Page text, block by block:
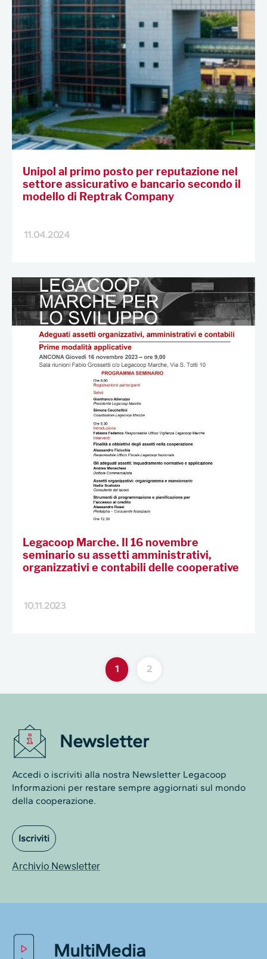
Unipol al primo posto per reputazione nel
settore assicurativo e bancario secondo il
modello di Reptrak Company
11.04.2024
Legacoop Marche. Il 16 novembre
seminario su assetti amministrativi,
organizzativi e contabili delle cooperative
10.11.2023
1 2
Newsletter
Accedi o iscriviti alla nostra Newsletter Legacoop
Informazioni per restare sempre aggiornati sul mondo
della cooperazione.
Iscriviti
Archivio Newsletter
MultiMedia